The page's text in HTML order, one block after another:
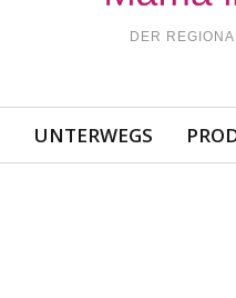
DER
UNTERWEGS